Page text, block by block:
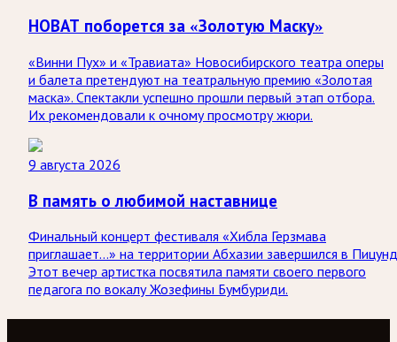
НОВАТ поборется за «Золотую Маску»
«Винни Пух» и «Травиата» Новосибирского театра оперы
и балета претендуют на театральную премию «Золотая
маска». Спектакли успешно прошли первый этап отбора.
Их рекомендовали к очному просмотру жюри.
9 августа 2026
В память о любимой наставнице
Финальный концерт фестиваля «Хибла Герзмава
приглашает…» на территории Абхазии завершился в
Этот вечер артистка посвятила памяти своего первого
педагога по вокалу Жозефины Бумбуриди.